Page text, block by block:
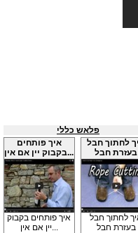
פלאש כללי
איך פותחים
בקבוק יין אם אין...
איך פותחים בקבוק
יין אם אין...
לחתוך חבל
בעזרת חבל
לחתוך חבל
בעזרת חבל